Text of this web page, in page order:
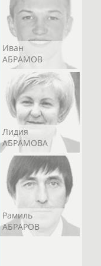
Иван
АБРАМОВ
Лидия
АБРАМОВА
Рамиль
АБРАРОВ